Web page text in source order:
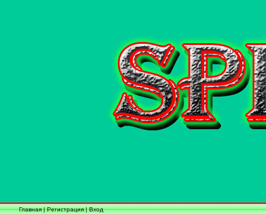
Главная|Регистрация|Вход